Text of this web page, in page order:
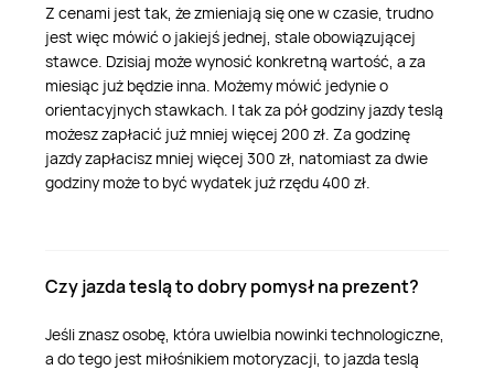
Z cenami jest tak, że zmieniają się one w czasie, trudno
jest więc mówić o jakiejś jednej, stale obowiązującej
stawce. Dzisiaj może wynosić konkretną wartość, a za
miesiąc już będzie inna. Możemy mówić jedynie o
orientacyjnych stawkach. I tak za pół godziny jazdy teslą
możesz zapłacić już mniej więcej 200 zł. Za godzinę
jazdy zapłacisz mniej więcej 300 zł, natomiast za dwie
godziny może to być wydatek już rzędu 400 zł.
Czy jazda teslą to dobry pomysł na prezent?
Jeśli znasz osobę, która uwielbia nowinki technologiczne,
a do tego jest miłośnikiem motoryzacji, to jazda teslą